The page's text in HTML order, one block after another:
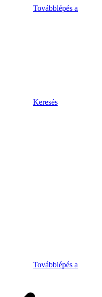
Továbblépés a
Keresés
Továbblépés a